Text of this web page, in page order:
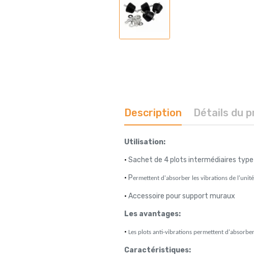
Description Détails du
Utilisation:
• Sachet de 4 plots intermédiaires type
• Permettent d'absorber les vibrations de
• Accessoire pour support muraux
Les avantages:
• Les plots anti-vibrations permettent
Caractéristiques: